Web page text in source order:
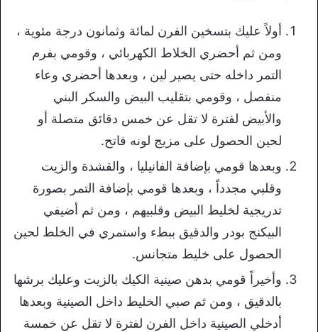
أولاً عليك بتسخين الفرن لمائة وثمانون درجة مئوية ،
ومن ثم أحضري الخلاط الكهربائي ، وقومي بفرم
التمر داخله حتى يصير لين ، وبعدها أحضري وعاء
منفصل ، وقومي بتقليب البيض والسكر البني
والأبيض لفترة لا تقل عن خمس دقائق متصلة أو
لحين الحصول على مزيج لونه فاتح.
وبعدها قومي بإضافة الفانيليا ، والقشدة والزيت
وقلبي مجدداً ، وبعدها قومي بإضافة التمر بصورة
تدريجية لخليط البيض وقلبيهم ، ومن ثم أضيفي
البيكنج بودر والدقيق ببطء واستمري في الخلط لحين
الحصول على خليط متجانس.
وأخيراً قومي بدهن صينية الكيك بالزيت وعليك برشها
بالدقيق ، ومن ثم صبي الخليط داخل الصينية وبعدها
أدخلي الصينية داخل الفرن لفترة لا تقل عن خمسة